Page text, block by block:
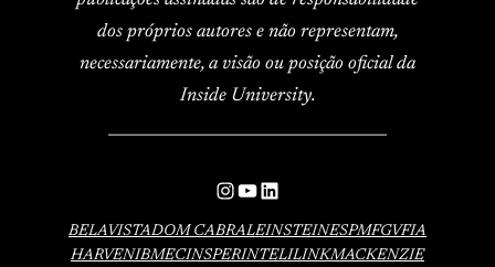
dos próprios autores e não representam,
necessariamente, a visão ou posição oficial da
Inside University.
Instagram
YouTube
LinkedIn
BELAVISTADOM CABRALEINSTEINESPMFGVFIA
HARVENIBMECINSPERINTELILINKMACKENZIE